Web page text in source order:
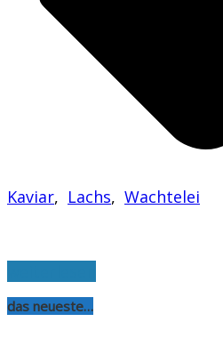
Kaviar, Lachs, Wachtelei
das neueste…